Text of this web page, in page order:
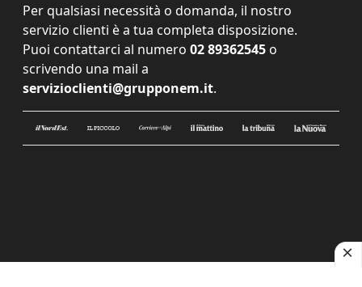
Per qualsiasi necessità o domanda, il nostro
servizio clienti è a tua completa disposizione.
Puoi contattarci al numero 02 89362545 o
scrivendo una mail a
servizioclienti@grupponem.it.